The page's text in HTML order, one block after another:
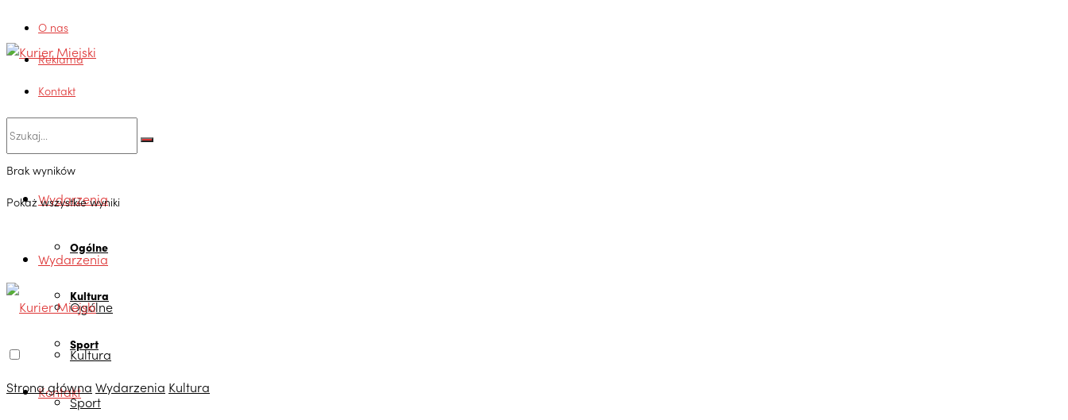
O nas
Reklama
Kontakt
Brak wyników
Pokaż wszystkie wyniki
Wydarzenia
Ogólne
Kultura
Sport
Kontakt
Wydarzenia
Ogólne
Kultura
Sport
Strona główna Wydarzenia Kultura